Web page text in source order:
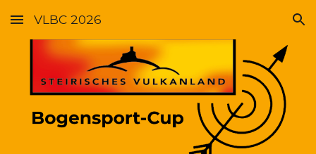
Skip to main content Skip to navigation
VLBC 2026